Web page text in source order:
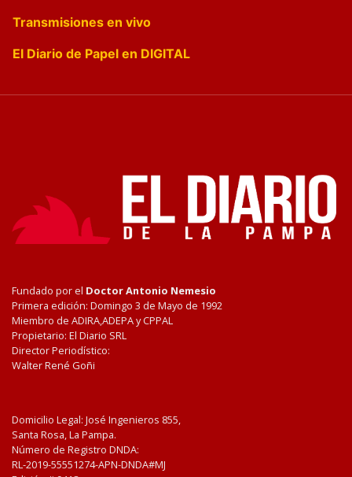
Transmisiones en vivo
El Diario de Papel en DIGITAL
Fundado por el Doctor Antonio Nemesio
Primera edición: Domingo 3 de Mayo de 1992
Miembro de ADIRA,ADEPA y CPPAL
Propietario: El Diario SRL
Director Periodístico:
Walter René Goñi
Domicilio Legal: José Ingenieros 855,
Santa Rosa, La Pampa.
Número de Registro DNDA:
RL-2019-55551274-APN-DNDA#MJ